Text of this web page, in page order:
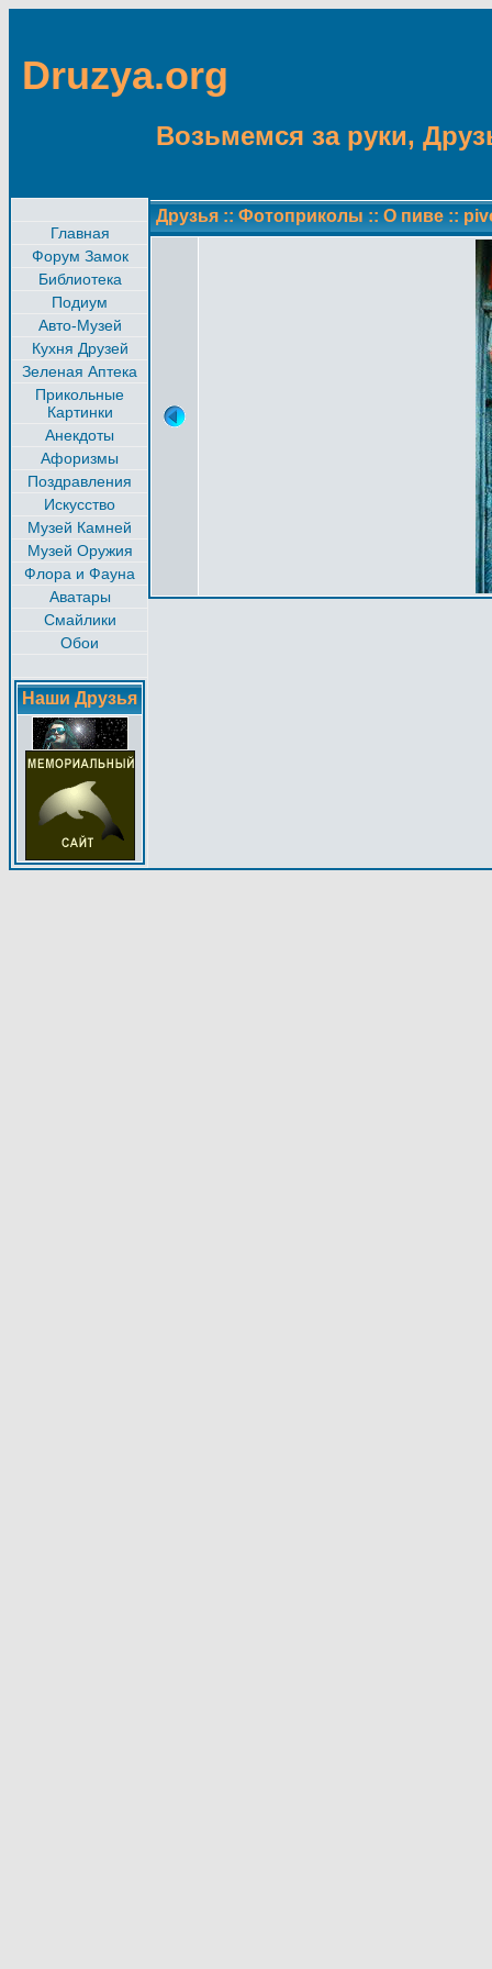
Druzya.org
Возьмемся за руки,
Главная
Форум Замок
Библиотека
Подиум
Авто-Музей
Кухня Друзей
Зеленая Аптека
Прикольные
Картинки
Анекдоты
Афоризмы
Поздравления
Искусство
Музей Камней
Музей Оружия
Флора и Фауна
Аватары
Смайлики
Обои
Наши Друзья
Друзья :: Фотоприколы :: О пиве ::